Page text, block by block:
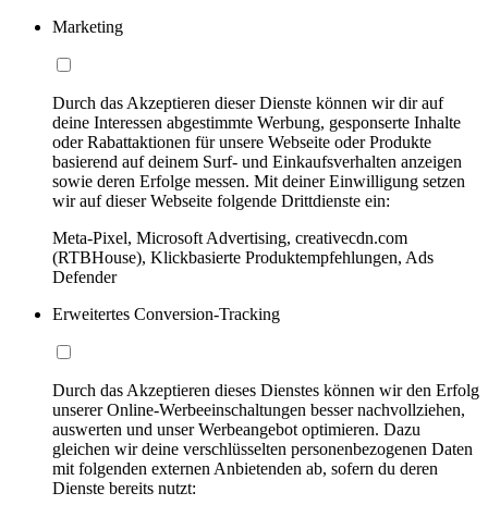
Marketing
Durch das Akzeptieren dieser Dienste können wir dir auf
deine Interessen abgestimmte Werbung, gesponserte Inhalte
oder Rabattaktionen für unsere Webseite oder Produkte
basierend auf deinem Surf- und Einkaufsverhalten anzeigen
sowie deren Erfolge messen. Mit deiner Einwilligung setzen
wir auf dieser Webseite folgende Drittdienste ein:
Meta-Pixel, Microsoft Advertising, creativecdn.com
(RTBHouse), Klickbasierte Produktempfehlungen, Ads
Defender
Erweitertes Conversion-Tracking
Durch das Akzeptieren dieses Dienstes können wir den Erfolg
unserer Online-Werbeeinschaltungen besser nachvollziehen,
auswerten und unser Werbeangebot optimieren. Dazu
gleichen wir deine verschlüsselten personenbezogenen Daten
mit folgenden externen Anbietenden ab, sofern du deren
Dienste bereits nutzt: